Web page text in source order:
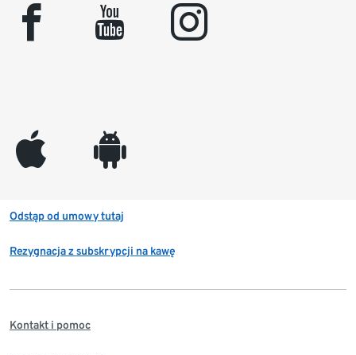
facebook youtube instagram
appleinc android
Odstąp od umowy tutaj
Rezygnacja z subskrypcji na kawę
Kontakt i pomoc